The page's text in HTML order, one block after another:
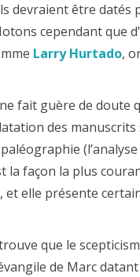
devraient être datés
cependant que
Larry Hurtado,
fait guère de doute
des
la façon la plus
et elle présente
que le
de Marc